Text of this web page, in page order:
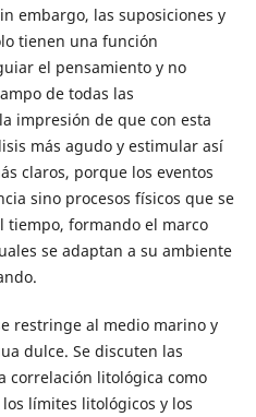
embargo, las suposiciones y
tienen una función
el pensamiento y no
de todas las
impresión de que con esta
más agudo y estimular así
claros, porque los eventos
sino procesos físicos que se
tiempo, formando el marco
se adaptan a su ambiente
restringe al medio marino y
dulce. Se discuten las
correlación litológica como
límites litológicos y los